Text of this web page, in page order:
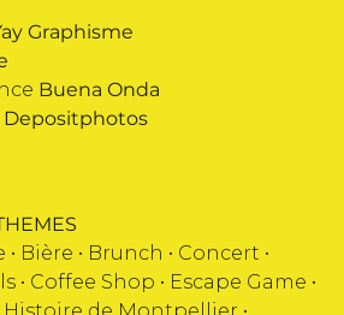
Graphisme
Buena Onda
Depositphotos
• Bière • Brunch • Concert •
• Coffee Shop • Escape Game •